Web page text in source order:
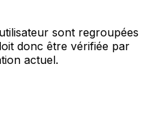
sont regroupées
donc être vérifiée par
actuel.